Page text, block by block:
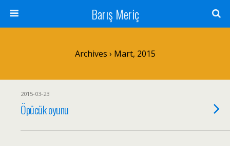
Barış Meriç
Archives › Mart, 2015
2015-03-23
Öpücük oyunu